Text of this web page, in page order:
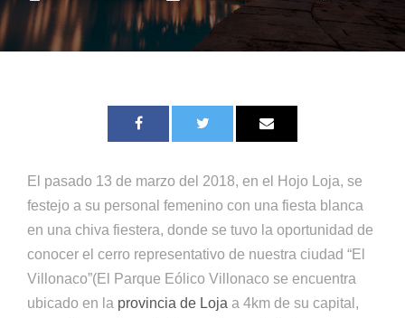
El pasado 13 de marzo del 2018, en el Hojo Loja, se
festejo a su personal femenino con una fiesta blanca
en una chiva fiestera, donde se tuvo la oportunidad de
conocer el cerro representativo de nuestra ciudad “El
Villonaco”(El Parque Eólico Villonaco se encuentra
ubicado en la provincia de Loja a 4km de su capital,